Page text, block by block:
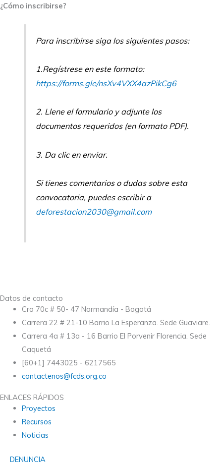
¿Cómo inscribirse?
Para inscribirse siga los siguientes pasos:
1.Regístrese en este formato:
https://forms.gle/nsXv4VXX4azPikCg6
2. Llene el formulario y adjunte los
documentos requeridos (en formato PDF).
3. Da clic en enviar.
Si tienes comentarios o dudas sobre esta
convocatoria, puedes escribir a
deforestacion2030@gmail.com
Datos de contacto
Cra 70c # 50- 47 Normandía - Bogotá
Carrera 22 # 21-10 Barrio La Esperanza. Sede Guaviare.
Carrera 4a # 13a - 16 Barrio El Porvenir Florencia. Sede
Caquetá
[60+1] 7443025 - 6217565
contactenos@fcds.org.co
ENLACES RÁPIDOS
Proyectos
Recursos
Noticias
DENUNCIA